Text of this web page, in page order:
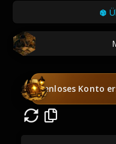
Kostenloses Konto